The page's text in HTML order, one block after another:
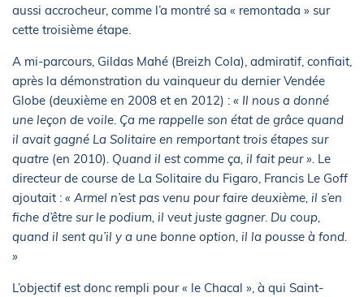
aussi accrocheur, comme l’a montré sa « remontada » sur
cette troisième étape.
A mi-parcours, Gildas Mahé (Breizh Cola), admiratif, confiait,
après la démonstration du vainqueur du dernier Vendée
Globe (deuxième en 2008 et en 2012) : « Il nous a donné
une leçon de voile. Ça me rappelle son état de grâce quand
il avait gagné La Solitaire en remportant trois étapes sur
quatre (en 2010). Quand il est comme ça, il fait peur ». Le
directeur de course de La Solitaire du Figaro, Francis Le Goff
ajoutait : « Armel n’est pas venu pour faire deuxième, il s’en
fiche d’être sur le podium, il veut juste gagner. Du coup,
quand il sent qu’il y a une bonne option, il la pousse à fond.
»
L’objectif est donc rempli pour « le Chacal », à qui Saint-